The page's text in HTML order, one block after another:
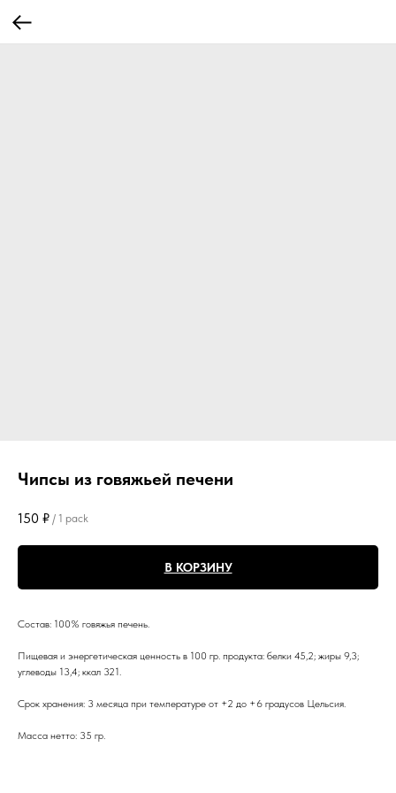
Чипсы из говяжьей печени
150 ₽ / 1 pack
В КОРЗИНУ
Состав: 100% говяжья печень.
Пищевая и энергетическая ценность в 100 гр. продукта: белки 45,2; жиры 9,3;
углеводы 13,4; ккал 321.
Срок хранения: 3 месяца при температуре от +2 до +6 градусов Цельсия.
Масса нетто: 35 гр.